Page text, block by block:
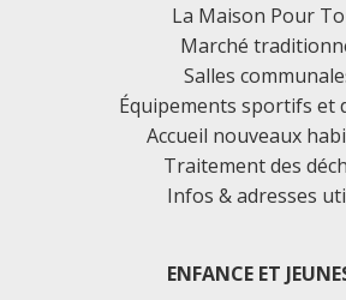
La Maison Pour
Marché
Salles
Équipements sportifs et
Accueil nouveaux
Traitement des
Infos & adresses
ENFANCE ET